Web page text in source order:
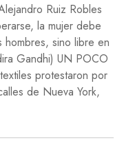
Ruiz Robles
la mujer debe
hombres, sino libre en
Gandhi) UN POCO
protestaron por
de Nueva York,